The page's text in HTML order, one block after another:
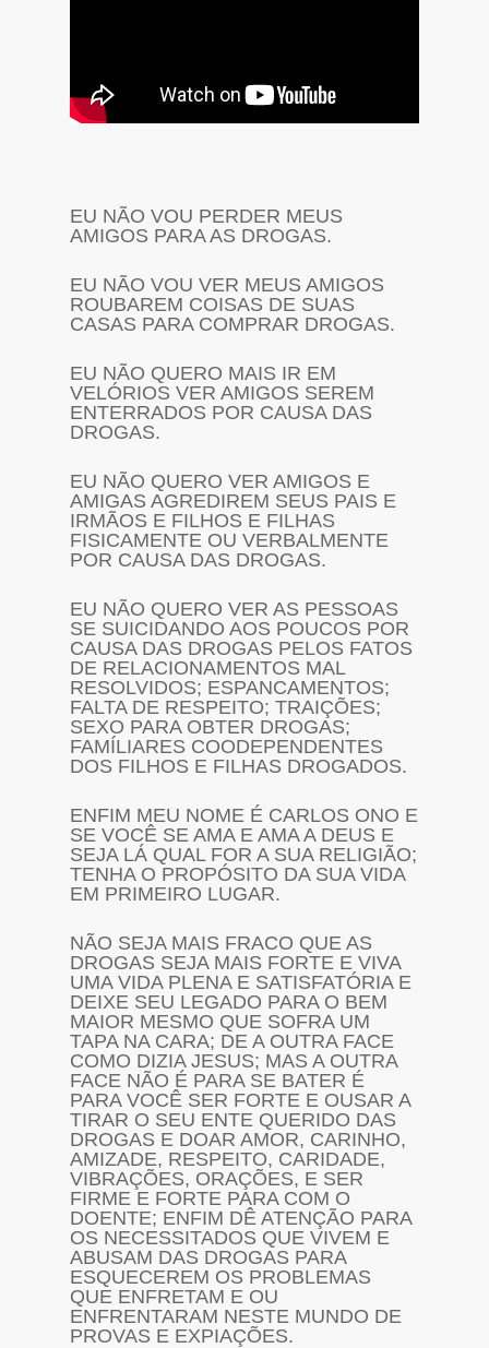
EU NÃO VOU PERDER MEUS
AMIGOS PARA AS DROGAS.
EU NÃO VOU VER MEUS AMIGOS
ROUBAREM COISAS DE SUAS
CASAS PARA COMPRAR DROGAS.
EU NÃO QUERO MAIS IR EM
VELÓRIOS VER AMIGOS SEREM
ENTERRADOS POR CAUSA DAS
DROGAS.
EU NÃO QUERO VER AMIGOS E
AMIGAS AGREDIREM SEUS PAIS E
IRMÃOS E FILHOS E FILHAS
FISICAMENTE OU VERBALMENTE
POR CAUSA DAS DROGAS.
EU NÃO QUERO VER AS PESSOAS
SE SUICIDANDO AOS POUCOS POR
CAUSA DAS DROGAS PELOS FATOS
DE RELACIONAMENTOS MAL
RESOLVIDOS; ESPANCAMENTOS;
FALTA DE RESPEITO; TRAIÇÕES;
SEXO PARA OBTER DROGAS;
FAMÍLIARES COODEPENDENTES
DOS FILHOS E FILHAS DROGADOS.
ENFIM MEU NOME É CARLOS ONO E
SE VOCÊ SE AMA E AMA A DEUS E
SEJA LÁ QUAL FOR A SUA RELIGIÃO;
TENHA O PROPÓSITO DA SUA VIDA
EM PRIMEIRO LUGAR.
NÃO SEJA MAIS FRACO QUE AS
DROGAS SEJA MAIS FORTE E VIVA
UMA VIDA PLENA E SATISFATÓRIA E
DEIXE SEU LEGADO PARA O BEM
MAIOR MESMO QUE SOFRA UM
TAPA NA CARA; DE A OUTRA FACE
COMO DIZIA JESUS; MAS A OUTRA
FACE NÃO É PARA SE BATER É
PARA VOCÊ SER FORTE E OUSAR A
TIRAR O SEU ENTE QUERIDO DAS
DROGAS E DOAR AMOR, CARINHO,
AMIZADE, RESPEITO, CARIDADE,
VIBRAÇÕES, ORAÇÕES, E SER
FIRME E FORTE PARA COM O
DOENTE; ENFIM DÊ ATENÇÃO PARA
OS NECESSITADOS QUE VIVEM E
ABUSAM DAS DROGAS PARA
ESQUECEREM OS PROBLEMAS
QUE ENFRETAM E OU
ENFRENTARAM NESTE MUNDO DE
PROVAS E EXPIAÇÕES.